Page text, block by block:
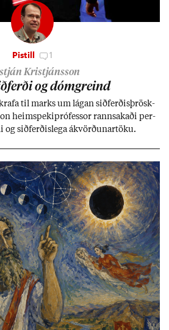
Pistill 1
Kristjánsson
og dómgreind
til marks um lág­an sið­ferð­is­þrösk­
heim­speki­pró­fess­or rann­sak­aði per­
og sið­ferð­is­lega ákvörð­un­ar­töku.